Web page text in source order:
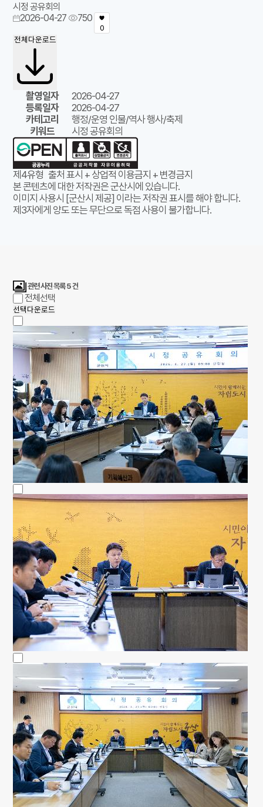
시정 공유회의
2026-04-27
750
0
전체다운로드
촬영일자
2026-04-27
등록일자
2026-04-27
카테고리
행정/운영 인물/역사 행사/축제
키워드
시정 공유회의
제4유형 출처 표시 + 상업적 이용금지 + 변경금지
본 콘텐츠에 대한 저작권은 군산시에 있습니다.
이미지 사용시 [군산시 제공] 이라는 저작권 표시를 해야 합니다.
제3자에게 양도 또는 무단으로 독점 사용이 불가합니다.
관련 사진 목록5건
전체선택
선택다운로드